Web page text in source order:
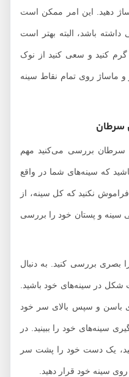
این امر ممکن است
باشد، البته بهتر است
و سعی کنید از نوک
روی تمام نقاط سینه‌
بررسی می‌کنید مهم
که سینه‌های شما در واقع
نکنید که کل سینه، از
و پستان خود را بررسی
بررسی کنید. به دنبال
در سینه‌های خود باشید.
و سپس بالای سر خود
خود را ببینید. در
یک دست خود را پشت سر
خود قرار دهید.